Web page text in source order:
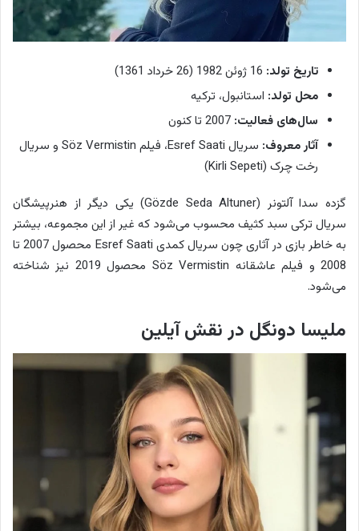
تاریخ تولد:
محل تولد: استانبول، ترکیه
سال‌های فعالیت:
آثار معروف:
سریال Esref Saati، فیلم Söz Vermistin و سریال
رخت چرک (Kirli Sepeti)
گزده سدا آلتونر (Gözde Seda Altuner) یکی دیگر از هنرپیشگان
سریال ترکی سبد کثیف محسوب می‌شود که غیر از این مجموعه، بیشتر
به خاطر بازی در آثاری چون سریال کمدی Esref Saati محصول 2007 تا
2008 و فیلم عاشقانه Söz Vermistin محصول 2019 نیز شناخته
می‌شود.
ملیسا دونگل در نقش آیلین